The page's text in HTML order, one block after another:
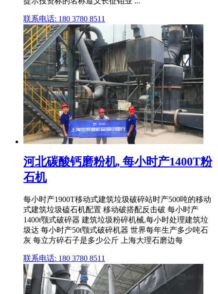
联系电话: 180 3780 8511
河北碳酸钙磨粉机, 每小时产1400T粉
石机
每小时产1900T移动式建筑垃圾破碎站时产500吨的移动
式建筑垃圾磕石机配置 移动破搭配反击破 每小时产
1400t颚式破碎器 建筑垃圾粉碎机械,每小时处理建筑垃
圾达 每小时产50t颚式破碎机器 世界每年生产多少吨石
灰 每立方碎石子是多少公斤 上海大理石磨边每
联系电话: 180 3780 8511